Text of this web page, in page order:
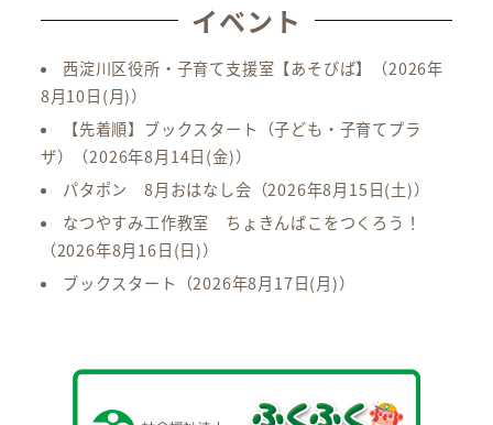
イベント
西淀川区役所・子育て支援室【あそびば】
（2026年
8月10日(月)）
【先着順】ブックスタート（子ども・子育てプラ
ザ）
（2026年8月14日(金)）
パタポン 8月おはなし会 （2026年8月15日(土)）
なつやすみ工作教室 ちょきんばこをつくろう！
（2026年8月16日(日)）
ブックスタート
（2026年8月17日(月)）